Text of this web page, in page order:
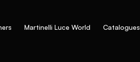
Martinelli Luce World Catalogues